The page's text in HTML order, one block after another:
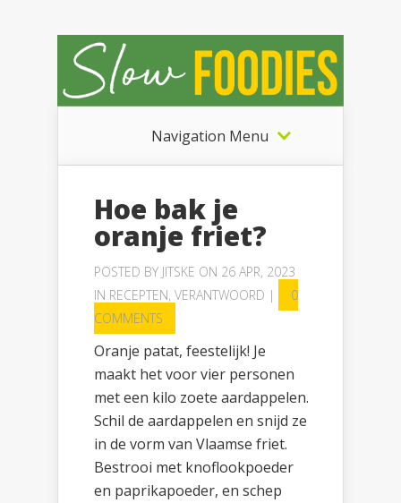
Navigation Menu
Hoe bak je
oranje friet?
POSTED BY JITSKE ON 26 APR, 2023
IN RECEPTEN, VERANTWOORD |
0
COMMENTS
Oranje patat, feestelijk! Je
maakt het voor vier personen
met een kilo zoete aardappelen.
Schil de aardappelen en snijd ze
in de vorm van Vlaamse friet.
Bestrooi met knoflookpoeder
en paprikapoeder, en schep